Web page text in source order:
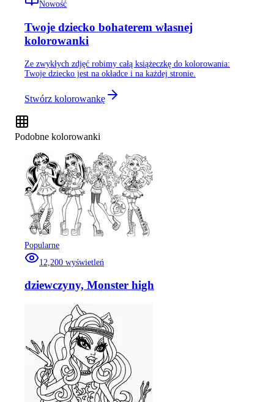
Nowość
Twoje dziecko bohaterem własnej
kolorowanki
Ze zwykłych zdjęć robimy całą książeczkę do kolorowania:
Twoje dziecko jest na okładce i na każdej stronie.
Stwórz kolorowankę
Podobne kolorowanki
Popularne
12,200 wyświetleń
dziewczyny, Monster high